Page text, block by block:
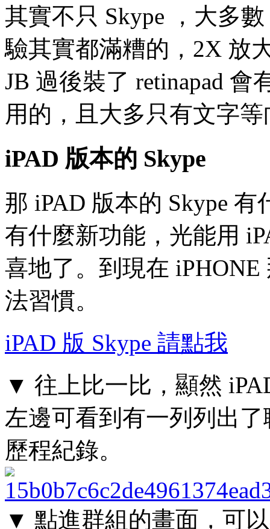
其實不只 Skype ，大多
驗其實都滿糟的，2X 放
JB 過後裝了 retinapad
用的，且大多只有文字
iPAD 版本的 Skype
那 iPAD 版本的 Skype
有什麼新功能，光能用
喜地了。到現在
法習慣。
iPAD 版 Skype 請點我
▼ 往上比一比，顯然
左邊可看到有一列列出
歷程紀錄。
▼ 點進群組的畫面，可